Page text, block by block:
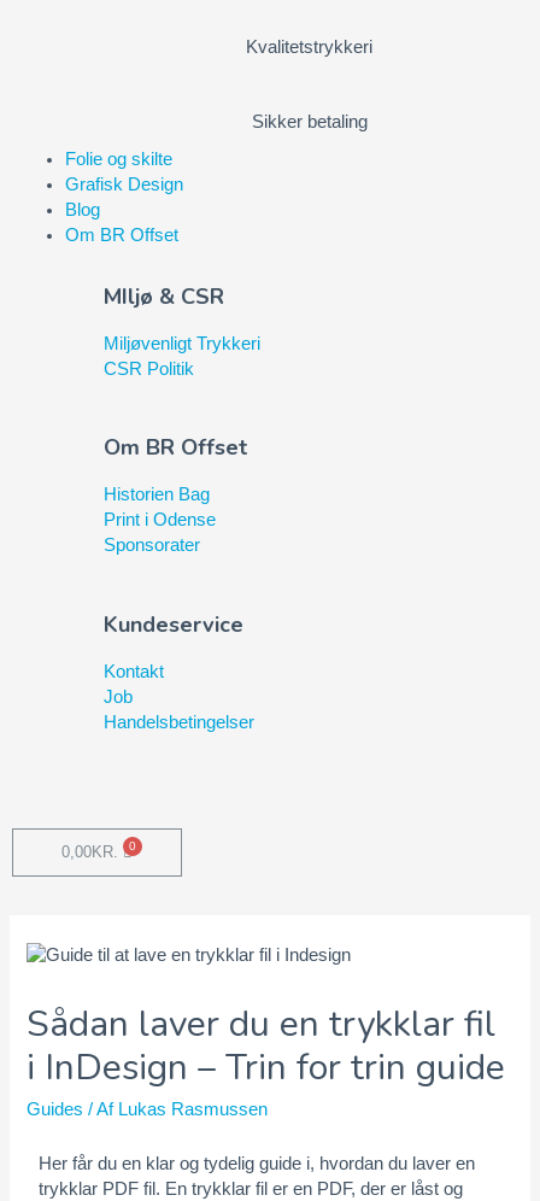
Kvalitetstrykkeri
Sikker betaling
Folie og skilte
Grafisk Design
Blog
Om BR Offset
MIljø & CSR
Miljøvenligt Trykkeri
CSR Politik
Om BR Offset
Historien Bag
Print i Odense
Sponsorater
Kundeservice
Kontakt
Job
Handelsbetingelser
0,00KR.
Sådan laver du en trykklar fil
i InDesign – Trin for trin guide
Guides / Af Lukas Rasmussen
Her får du en klar og tydelig guide i, hvordan du laver en
trykklar PDF fil. En trykklar fil er en PDF, der er låst og